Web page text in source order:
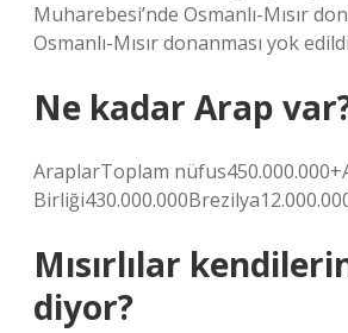
Muharebesi’nde Osmanlı-Mısır
Osmanlı-Mısır donanması yok
Ne kadar Arap
AraplarToplam
Mısırlılar
diyor?